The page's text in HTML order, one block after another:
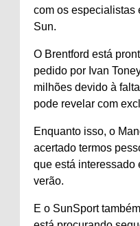
com os especialistas
Sun.
O Brentford está
pedido por Ivan
milhões devido à
pode revelar com
Enquanto isso, o
acertado termos
que está interessado
verão.
E o SunSport